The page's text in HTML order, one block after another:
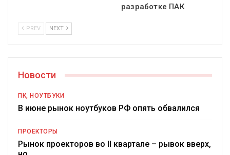
разработке ПАК
PREV NEXT
Новости
ПК, НОУТБУКИ
В июне рынок ноутбуков РФ опять обвалился
ПРОЕКТОРЫ
Рынок проекторов во II квартале – рывок вверх,